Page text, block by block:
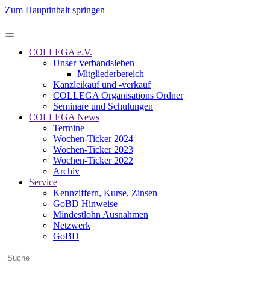
Zum Hauptinhalt springen
COLLEGA e.V.
Unser Verbandsleben
Mitgliederbereich
Kanzleikauf und -verkauf
COLLEGA Organisations Ordner
Seminare und Schulungen
COLLEGA News
Termine
Wochen-Ticker 2024
Wochen-Ticker 2023
Wochen-Ticker 2022
Archiv
Service
Kennziffern, Kurse, Zinsen
GoBD Hinweise
Mindestlohn Ausnahmen
Netzwerk
GoBD